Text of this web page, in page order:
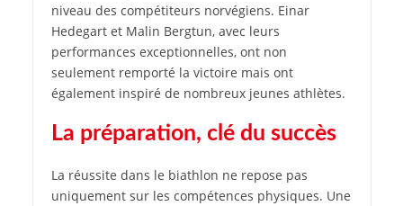
niveau des compétiteurs norvégiens. Einar
Hedegart et Malin Bergtun, avec leurs
performances exceptionnelles, ont non
seulement remporté la victoire mais ont
également inspiré de nombreux jeunes athlètes.
La préparation, clé du succès
La réussite dans le biathlon ne repose pas
uniquement sur les compétences physiques. Une